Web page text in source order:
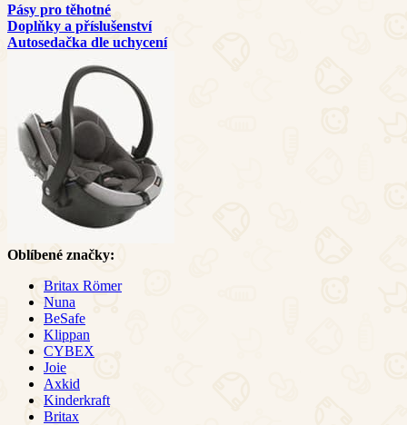
Pásy pro těhotné
Doplňky a příslušenství
Autosedačka dle uchycení
Oblíbené značky:
Britax Römer
Nuna
BeSafe
Klippan
CYBEX
Joie
Axkid
Kinderkraft
Britax